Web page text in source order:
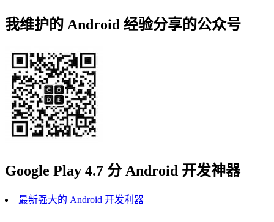
我维护的 Android 经验分享的公众号
Google Play 4.7 分 Android 开发神器
最新强大的 Android 开发利器